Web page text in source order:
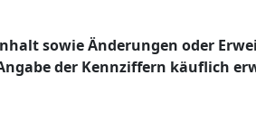
sowie Änderungen oder
der Kennziffern käuflich